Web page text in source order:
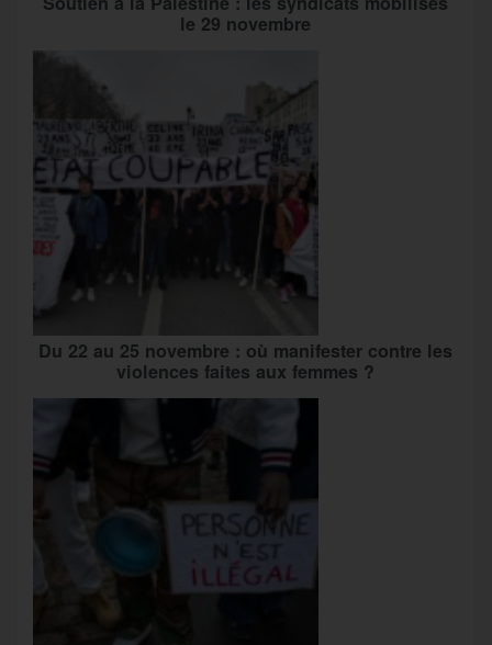
le 29 novembre
Du 22 au 25 novembre : où manifester contre les
violences faites aux femmes ?